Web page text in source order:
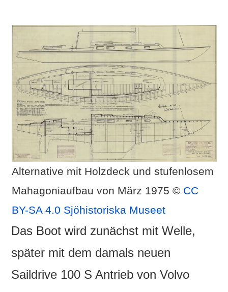
Alternative mit Holzdeck und stufenlosem
Mahagoniaufbau von März 1975 © CC
BY-SA 4.0 Sjöhistoriska Museet
Das Boot wird zunächst mit Welle,
später mit dem damals neuen
Saildrive 100 S Antrieb von Volvo